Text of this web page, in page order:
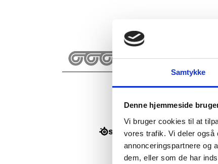
Samtykke
Denne hjemmeside
Vi bruger cookies til at
vores trafik. Vi deler også
annonceringspartnere og
dem, eller som de har